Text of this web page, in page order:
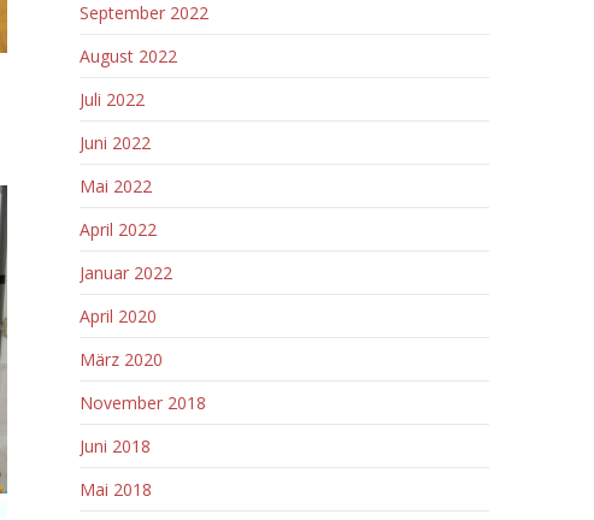
September 2022
August 2022
Juli 2022
Juni 2022
Mai 2022
April 2022
Januar 2022
April 2020
März 2020
November 2018
Juni 2018
Mai 2018